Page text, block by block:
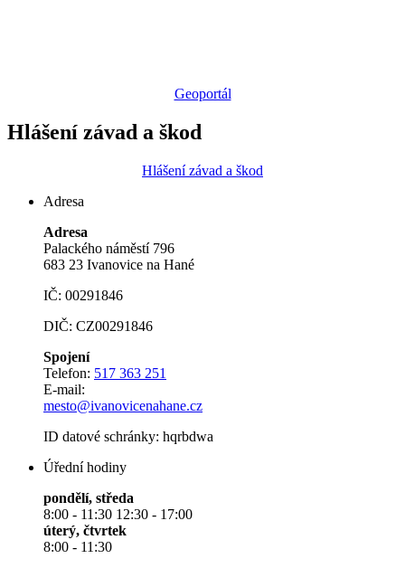
Geoportál
Hlášení závad a škod
Hlášení závad a škod
Adresa
Adresa
Palackého náměstí 796
683 23 Ivanovice na Hané
IČ: 00291846
DIČ: CZ00291846
Spojení
Telefon: 517 363 251
E-mail:
mesto@ivanovicenahane.cz
ID datové schránky: hqrbdwa
Úřední hodiny
pondělí, středa
8:00 - 11:30 12:30 - 17:00
úterý, čtvrtek
8:00 - 11:30